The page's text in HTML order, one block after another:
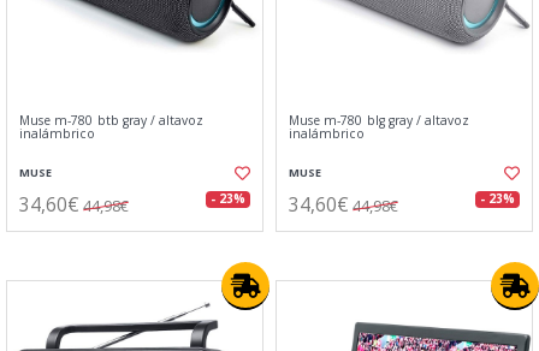
Muse m-780 btb gray / altavoz
inalámbrico
MUSE
34,60€ 44,98€ - 23%
Muse m-780 blg gray / altavoz
inalámbrico
MUSE
34,60€ 44,98€ - 23%